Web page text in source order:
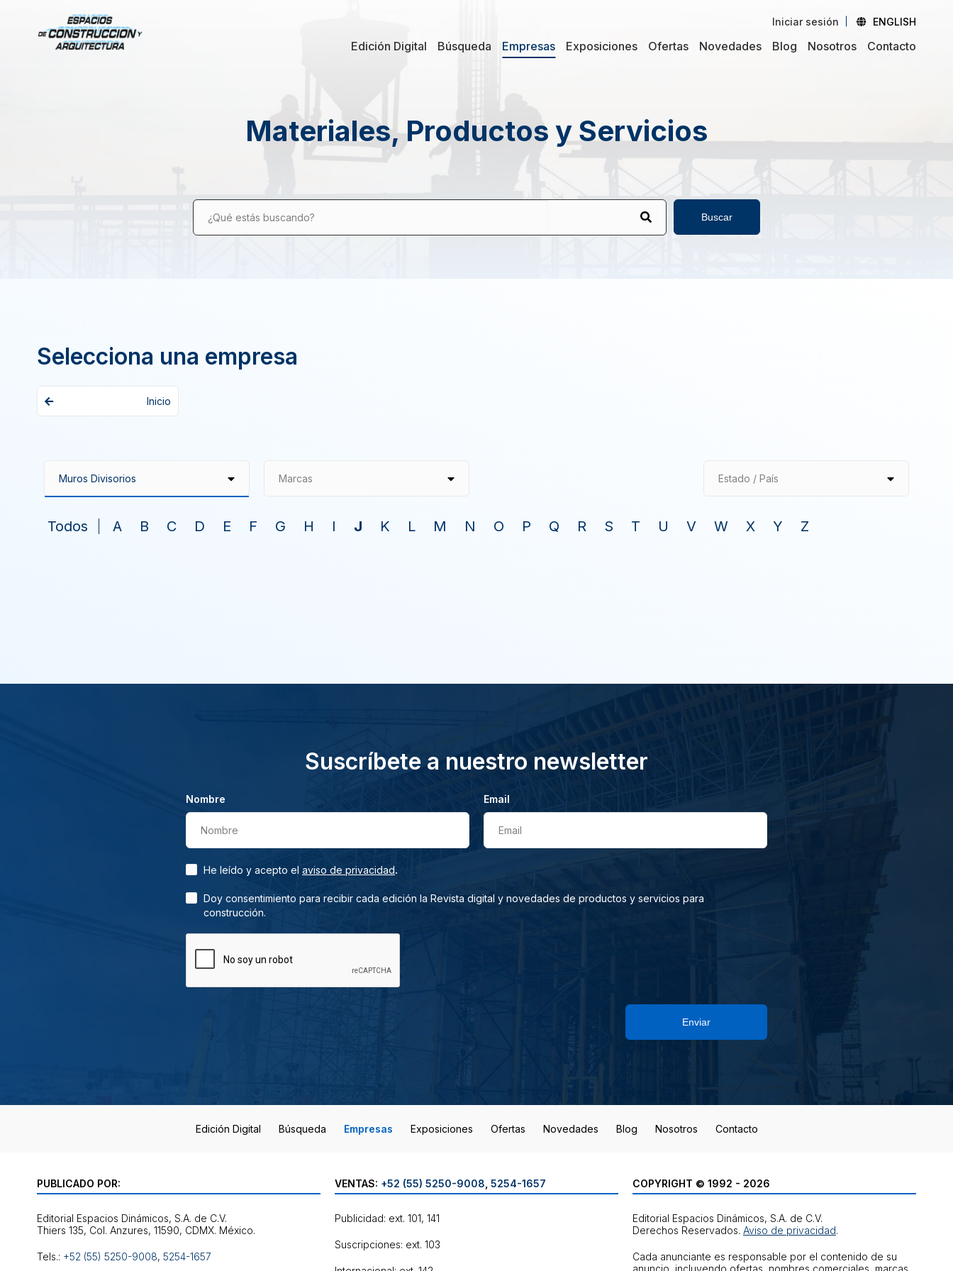
Iniciar sesión ENGLISH
Edición Digital Búsqueda Empresas Exposiciones Ofertas Novedades Blog Nosotros Contacto
Materiales, Productos y Servicios
¿Qué estás buscando? Buscar
Selecciona una empresa
Inicio
Marcas Estado / País
Todos A B C D E F G H I J K L M N O P Q R S T U V W X Y Z
Suscríbete a nuestro newsletter
Nombre
Nombre
Email
Email
He leído y acepto el aviso de privacidad.
Doy consentimiento para recibir cada edición la Revista digital y novedades de productos y servicios para
construcción.
Enviar
Edición Digital Búsqueda Empresas Exposiciones Ofertas Novedades Blog Nosotros Contacto
PUBLICADO POR:
Editorial Espacios Dinámicos, S.A. de C.V.
Tels.: +52 (55) 5250-9008, 5254-1657
VENTAS: +52 (55) 5250-9008 5254-1657
Publicidad: ext. 101, 141
Suscripciones: ext. 103
COPYRIGHT © 1992 - 2026
Editorial Espacios Dinámicos, S.A. de C.V.
Derechos Reservados. Aviso de privacidad.
Cada anunciante es responsable por el contenido de su
anuncio, incluyendo ofertas, nombres comerciales, marcas